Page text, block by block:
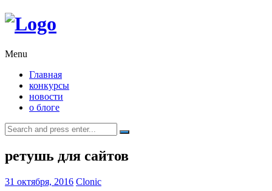
Menu
Главная
конкурсы
новости
о блоге
Search
for:
ретушь для сайтов
31 октября, 2016 Clonic